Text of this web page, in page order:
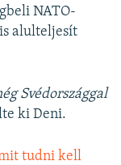
NATO-
alulteljesít
Svédországgal
ki Deni.
tudni kell